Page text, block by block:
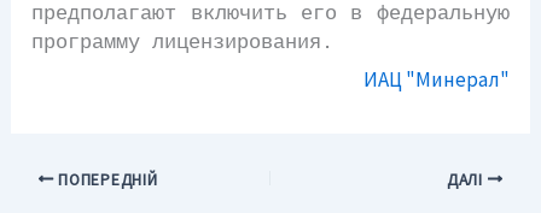
предполагают включить его в федеральную
программу лицензирования.
ИАЦ "Минерал"
ПОПЕРЕДНІЙ ДАЛІ